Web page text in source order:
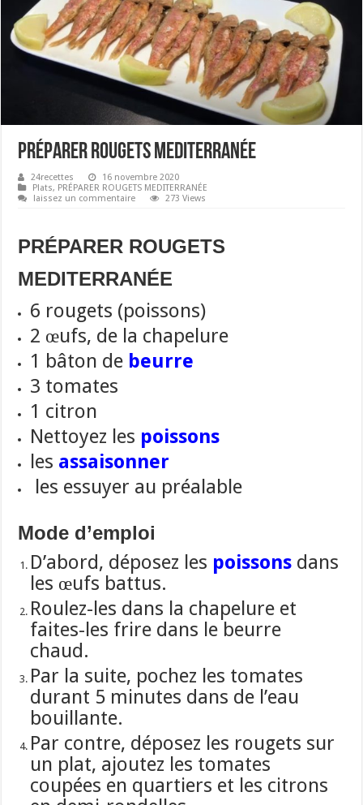
PRÉPARER ROUGETS MEDITERRANÉE
24recettes
16 novembre 2020
Plats, PRÉPARER ROUGETS MEDITERRANÉE
laissez un commentaire
273 Views
PRÉPARER ROUGETS
MEDITERRANÉE
6 rougets (poissons)
2 œufs, de la chapelure
1 bâton de beurre
3 tomates
1 citron
Nettoyez les poissons
les assaisonner
les essuyer au préalable
Mode d’emploi
D’abord, déposez les poissons dans
les œufs battus.
Roulez-les dans la chapelure et
faites-les frire dans le beurre
chaud.
Par la suite, pochez les tomates
durant 5 minutes dans de l’eau
bouillante.
Par contre, déposez les rougets sur
un plat, ajoutez les tomates
coupées en quartiers et les citrons